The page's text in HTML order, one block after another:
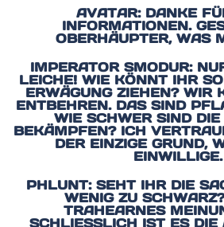
AVATAR: DANKE
INFORMATIONEN.
OBERHÄUPTER, WAS
IMPERATOR SMODUR:
LEICHE! WIE KÖNNT IHR
ERWÄGUNG ZIEHEN? WIR
ENTBEHREN. DAS SIND
WIE SCHWER SIND
BEKÄMPFEN? ICH
DER EINZIGE GRUND,
EINWILLIGE.
PHLUNT: SEHT IHR DIE
WENIG ZU
TRAHEARNES
SCHLIESSLICH IST ES DIE